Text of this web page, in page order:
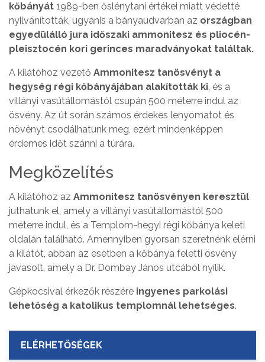
kőbányát 1989-ben őslénytani értékei miatt védetté
nyilvánították, ugyanis a bányaudvarban az országban
egyedülálló jura időszaki ammonitesz és pliocén-
pleisztocén kori gerinces maradványokat találtak.
A kilátóhoz vezető Ammonitesz tanösvényt a
hegység régi kőbányájában alakították ki, és a
villányi vasútállomástól csupán 500 méterre indul az
ösvény. Az út során számos érdekes lenyomatot és
növényt csodálhatunk meg, ezért mindenképpen
érdemes időt szánni a túrára.
Megközelítés
A kilátóhoz az Ammonitesz tanösvényen keresztül
juthatunk el, amely a villányi vasútállomástól 500
méterre indul, és a Templom-hegyi régi kőbánya keleti
oldalán található. Amennyiben gyorsan szeretnénk elérni
a kilátót, abban az esetben a kőbánya feletti ösvény
javasolt, amely a Dr. Dombay János utcából nyílik.
Gépkocsival érkezők részére ingyenes parkolási
lehetőség a katolikus templomnál lehetséges.
ELÉRHETŐSÉGEK